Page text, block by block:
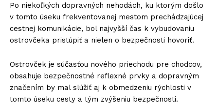
Po niekoľkých dopravných nehodách, ku ktorým došlo
v tomto úseku frekventovanej mestom prechádzajúcej
cestnej komunikácie, bol najvyšší čas k vybudovaniu
ostrovčeka pristúpiť a nielen o bezpečnosti hovoriť.
Ostrovček je súčasťou nového priechodu pre chodcov,
obsahuje bezpečnostné reflexné prvky a dopravným
značením by mal slúžiť aj k obmedzeniu rýchlosti v
tomto úseku cesty a tým zvýšeniu bezpečnosti.